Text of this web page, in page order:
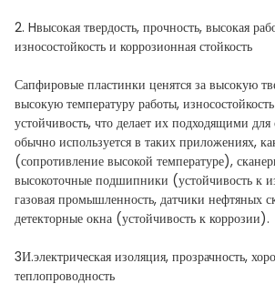
2. Hвысокая твердость, прочность, высокая
износостойкость и коррозионная стойкость
Сапфировые пластинки ценятся за высокую
высокую температуру работы,
устойчивость, что делает их подходящими
обычно используется в таких приложениях,
(сопротивление высокой температуре),
высокоточные подшипники (устойчивость к
газовая промышленность, датчики нефтяных
детекторные окна (устойчивость к коррозии).
3И.электрическая изоляция, прозрачность,
теплопроводность